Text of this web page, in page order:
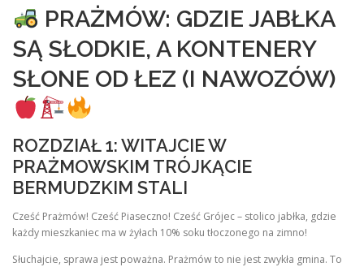
PRAŻMÓW: GDZIE JABŁKA
SĄ SŁODKIE, A KONTENERY
SŁONE OD ŁEZ (I NAWOZÓW)
ROZDZIAŁ 1: WITAJCIE W
PRAŻMOWSKIM TRÓJKĄCIE
BERMUDZKIM STALI
Cześć Prażmów! Cześć Piaseczno! Cześć Grójec – stolico jabłka, gdzie
każdy mieszkaniec ma w żyłach 10% soku tłoczonego na zimno!
Słuchajcie, sprawa jest poważna. Prażmów to nie jest zwykła gmina. To